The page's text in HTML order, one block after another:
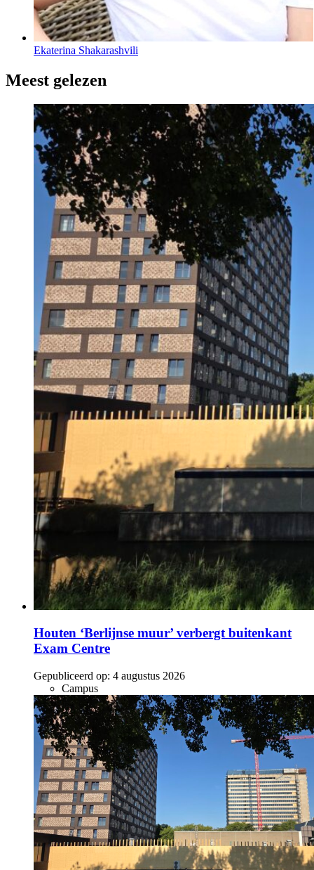
Ekaterina Shakarashvili
Meest gelezen
Houten ‘Berlijnse muur’ verbergt buitenkant
Exam Centre
Gepubliceerd op: 4 augustus 2026
Campus